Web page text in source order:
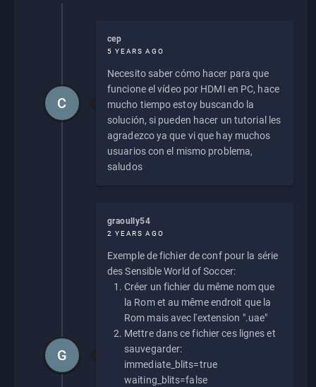
cep
5 YEARS AGO
Necesito saber cómo hacer para que
funcione el vídeo por HDMI en PC, hace
mucho tiempo estoy buscando la
solución, si pueden hacer un tutorial les
agradezco ya que vi que hay muchos
usuarios con el mismo problema,
saludos
C
graoully54
2 YEARS AGO
Exemple de fichier de conf pour la série
des Sensible World of Soccer:
Créer un fichier du même nom que
la Rom et au même endroit que la
Rom mais avec l'extension ".uae"
Mettre dans ce fichier ces lignes et
sauvegarder:
immediate_blits=true
waiting_blits=false
G